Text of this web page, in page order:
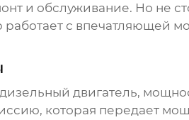
и обслуживание. Но не
работаетс впечатляющей
двигатель,
которая передает